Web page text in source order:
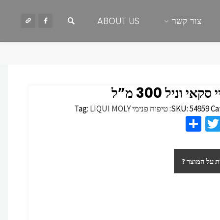
צור קשר ABOUT US
וניל 300 מ”ל
SKU:54959 טיפוח פנימי Tag: LIQUI MOLY
T
tt
er
ar
eעל המוצר ?